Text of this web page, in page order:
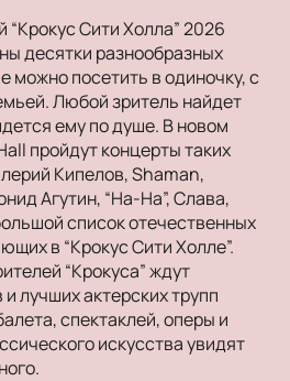
Сити Холла” 2026
десятки разнообразных
можно посетить в одиночку, с
Любой зритель найдет
ему по душе. В новом
пройдут концерты таких
Кипелов, Shaman,
Агутин, “На-На”, Слава,
список отечественных
в “Крокус Сити Холле”.
“Крокуса” ждут
лучших актерских трупп
спектаклей, оперы и
искусства увидят